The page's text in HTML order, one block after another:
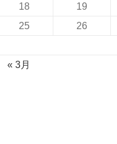
18 19
25 26
« 3月